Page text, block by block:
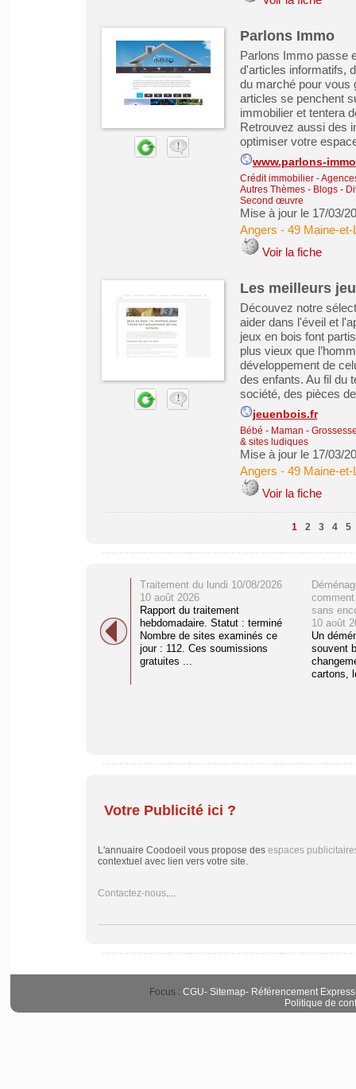
Parlons Immo
Parlons Immo passe
d'articles informatifs,
du marché pour vous
articles se penchent
immobilier et tentera
Retrouvez aussi des
optimiser votre
www.parlons-
Crédit immobilier-
Autres Thèmes - Blogs -
Second œuvre
Mise à jour le 17/03/
Angers - 49 Maine-et-
Voir la fiche
Les meilleurs
Découvez notre
aider dans l'éveil et
jeux en bois font
plus vieux que
développement de
des enfants. Au fil du
société, des pièces
jeuenbois.fr
Bébé - Maman -
& sites ludiques
Mise à jour le 17/03/
Angers - 49 Maine-et-
Voir la fiche
1 2 3 4 5
Traitement du lundi 10/08/2026
10 août 2026
Rapport du traitement
hebdomadaire. Statut : terminé
Nombre de sites examinés ce
jour : 112. Ces soumissions
gratuites ...
sans
10 août
Un
souvent
cartons,
Votre Publicité ici ?
L'annuaire Coodoeil vous propose des espaces
contextuel avec lien vers votre site.
Contactez-nous....
Focus : CGU- Sitemap- Référencement Express
Politique de